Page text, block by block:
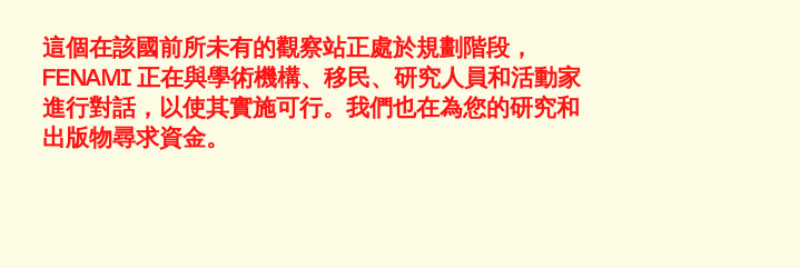
這個在該國前所未有的觀察站正處於規劃階段，
FENAMI 正在與學術機構、移民、研究人員和活動家
進行對話，以使其實施可行。我們也在為您的研究和
出版物尋求資金。